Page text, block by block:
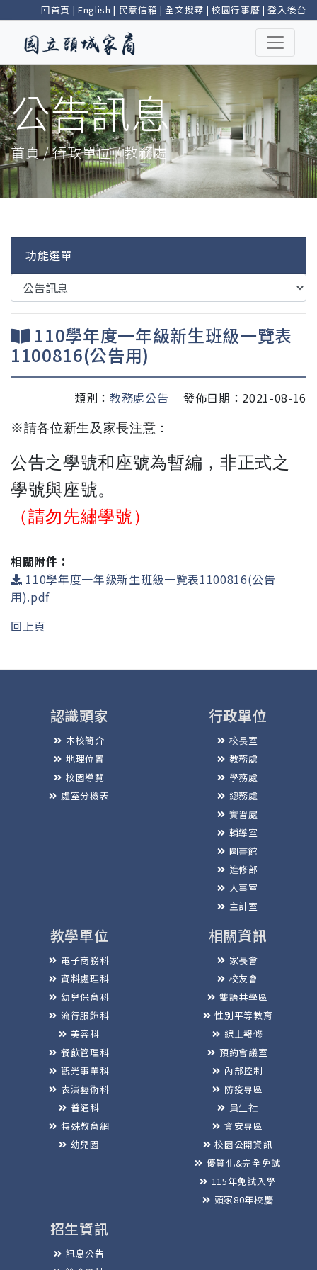
回首頁 | English | 民意信箱 |全文搜尋 | 校園行事曆 |登入後台
公告訊息
首頁 / 行政單位 / 教務處
功能選單
110學年度一年級新生班級一覽表
1100816(公告用)
類別： 教務處公告 發佈日期：2021-08-16
※請各位新生及家長注意：
公告之學號和座號為暫編，非正式之
學號與座號。
（請勿先繡學號）
相關附件：
110學年度一年級新生班級一覽表1100816(公告
用).pdf
回上頁
認識頭家
本校簡介
地理位置
校園導覽
處室分機表
行政單位
校長室
教務處
學務處
總務處
實習處
輔導室
圖書館
進修部
人事室
主計室
教學單位
電子商務科
資料處理科
幼兒保育科
流行服飾科
美容科
餐飲管理科
觀光事業科
表演藝術科
普通科
特殊教育網
幼兒園
相關資訊
家長會
校友會
雙語共學區
性別平等教育
線上報修
預約會議室
內部控制
防疫專區
員生社
資安專區
校園公開資訊
優質化&完全免試
115年免試入學
頭家80年校慶
招生資訊
訊息公告